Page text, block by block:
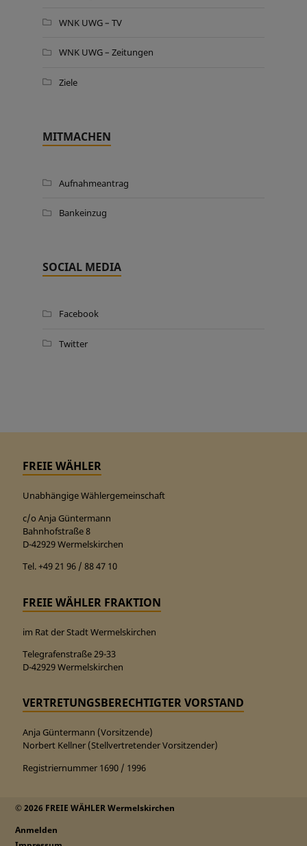
WNK UWG – TV
WNK UWG – Zeitungen
Ziele
MITMACHEN
Aufnahmeantrag
Bankeinzug
SOCIAL MEDIA
Facebook
Twitter
FREIE WÄHLER
Unabhängige Wählergemeinschaft
c/o Anja Güntermann
Bahnhofstraße 8
D-42929 Wermelskirchen
Tel. +49 21 96 / 88 47 10
FREIE WÄHLER FRAKTION
im Rat der Stadt Wermelskirchen
Telegrafenstraße 29-33
D-42929 Wermelskirchen
VERTRETUNGSBERECHTIGTER VORSTAND
Anja Güntermann (Vorsitzende)
Norbert Kellner (Stellvertretender Vorsitzender)
Registriernummer 1690 / 1996
© 2026 FREIE WÄHLER Wermelskirchen
Anmelden